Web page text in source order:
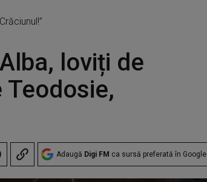
loviți de
Teodosie,
Adaugă Digi FM ca sursă preferată în Google